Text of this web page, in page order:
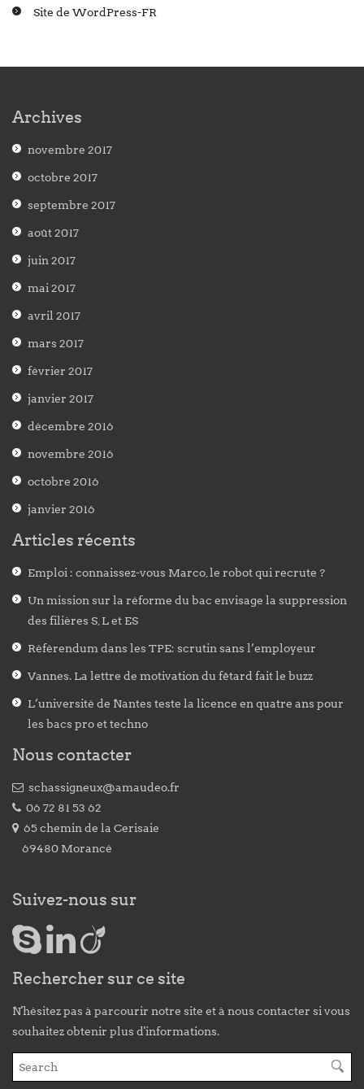
Site de WordPress-FR
Archives
novembre 2017
octobre 2017
septembre 2017
août 2017
juin 2017
mai 2017
avril 2017
mars 2017
février 2017
janvier 2017
décembre 2016
novembre 2016
octobre 2016
janvier 2016
Articles récents
Emploi : connaissez-vous Marco, le robot qui recrute ?
Un mission sur la réforme du bac envisage la suppression
des filières S, L et ES
Référendum dans les TPE: scrutin sans l’employeur
Vannes. La lettre de motivation du fêtard fait le buzz
L’université de Nantes teste la licence en quatre ans pour
les bacs pro et techno
Nous contacter
schassigneux@amaudeo.fr
06 72 81 53 62
65 chemin de la Cerisaie
69480 Morancé
Suivez-nous sur
Rechercher sur ce site
N'hésitez pas à parcourir notre site et à nous contacter si vous
souhaitez obtenir plus d'informations.